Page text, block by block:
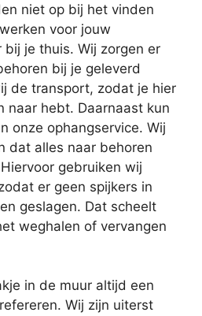
niet op bij het vinden
voor jouw
je thuis. Wij zorgen er
bij je geleverd
de transport, zodat je hier
naar hebt. Daarnaast kun
onze ophangservice. Wij
dat alles naar behoren
gebruiken wij
er geen spijkers in
geslagen. Dat scheelt
weghalen of vervangen
in de muur altijd een
Wij zijn uiterst